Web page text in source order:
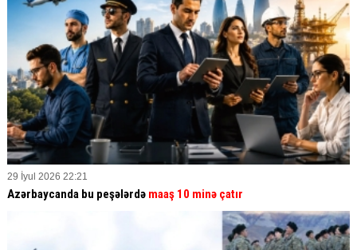
29 İyul 2026 22:21
Azərbaycanda bu peşələrdə maaş 10 minə çatır